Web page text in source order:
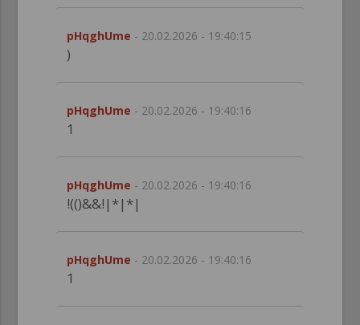
pHqghUme - 20.02.2026 - 19:40:15
)
pHqghUme - 20.02.2026 - 19:40:16
1
pHqghUme - 20.02.2026 - 19:40:16
!(()&&!|*|*|
pHqghUme - 20.02.2026 - 19:40:16
1